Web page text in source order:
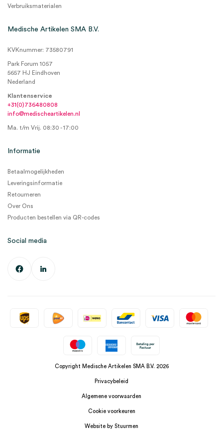
Verbruiksmaterialen
Medische Artikelen SMA B.V.
KVKnummer: 73580791
Park Forum 1057
5657 HJ Eindhoven
Nederland
Klantenservice
+31(0)736480808
info@medischeartikelen.nl
Ma. t/m Vrij. 08:30 - 17:00
Informatie
Betaalmogelijkheden
Leveringsinformatie
Retourneren
Over Ons
Producten bestellen via QR-codes
Social media
Copyright Medische Artikelen SMA B.V. 2026
Privacybeleid
Algemene voorwaarden
Cookie voorkeuren
Website by Stuurmen